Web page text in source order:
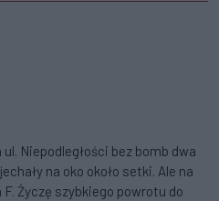
Niepodległości bez bomb dwa
na oko około setki. Ale na
F. Życzę szybkiego powrotu do